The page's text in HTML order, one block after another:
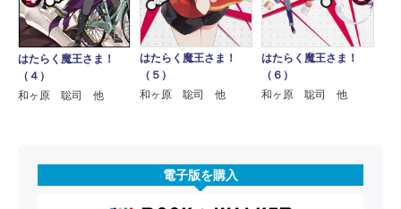
はたらく魔王さま！
（４）
和ヶ原 聡司 他
はたらく魔王さま！
（５）
和ヶ原 聡司 他
はたらく魔王さま！
（６）
和ヶ原 聡司 他
電子版を購入